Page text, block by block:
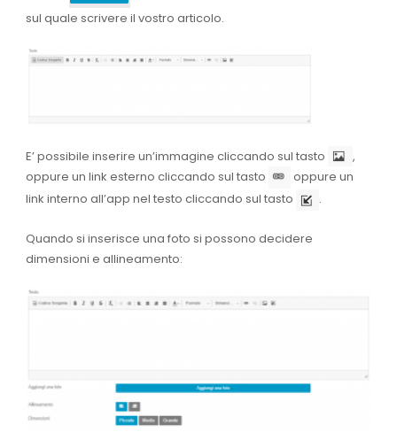
sul quale scrivere il vostro articolo.
E’ possibile inserire un’immagine cliccando sul tasto
,
oppure un link esterno cliccando sul tasto
oppure un
link interno all’app nel testo cliccando sul tasto
.
Quando si inserisce una foto si possono decidere
dimensioni e allineamento: